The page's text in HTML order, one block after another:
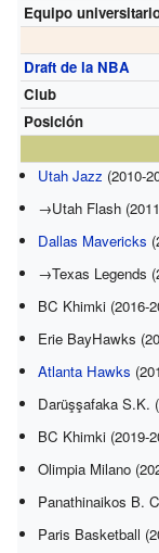
Equipo
Draft de la NBA
Club
Posición
Utah Jazz (2010-
→Utah Flash
Dallas Mavericks
→Texas Legends
BC Khimki (2016-
Erie BayHawks
Atlanta Hawks
Darüşşafaka S.K.
BC Khimki (2019-
Olimpia Milano
Panathinaikos B.
Paris Basketball